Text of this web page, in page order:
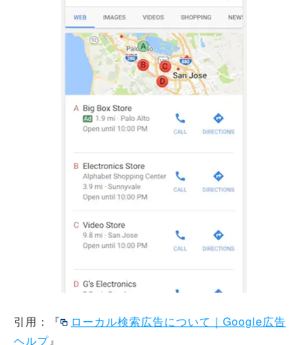
引用：『
ローカル検索広告について｜Google広告
ヘルプ』